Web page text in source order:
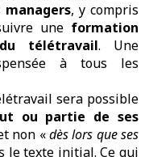
managers, y compris
une formation
télétravail. Une
à tous les
sera possible
ou partie de ses
non «dès lors que ses
le texte initial. Ce qui